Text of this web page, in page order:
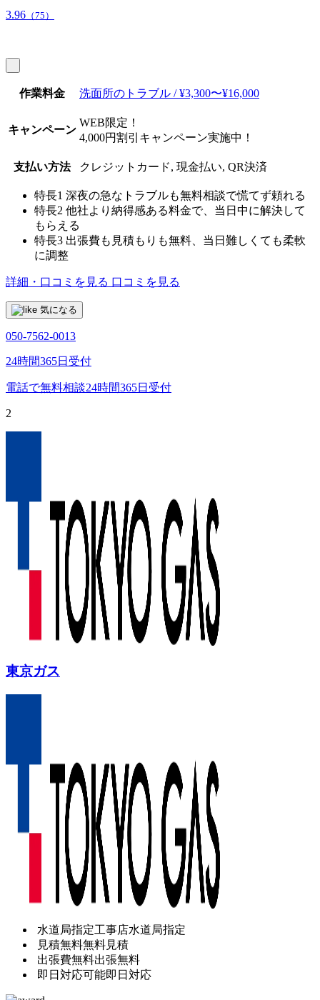
3.96 （75）
作業料金 洗面所のトラブル / ¥3,300〜¥16,000
キャンペーン
WEB限定！
4,000円割引キャンペーン実施中！
支払い方法 クレジットカード, 現金払い, QR決済
特長1 深夜の急なトラブルも無料相談で慌てず頼れる
特長2 他社より納得感ある料金で、当日中に解決して
もらえる
特長3 出張費も見積もりも無料、当日難しくても柔軟
に調整
詳細・口コミを見る 口コミを見る
気になる
050-7562-0013
24時間365日受付
電話で無料相談24時間365日受付
2
東京ガス
水道局指定工事店水道局指定
見積無料無料見積
出張費無料出張無料
即日対応可能即日対応